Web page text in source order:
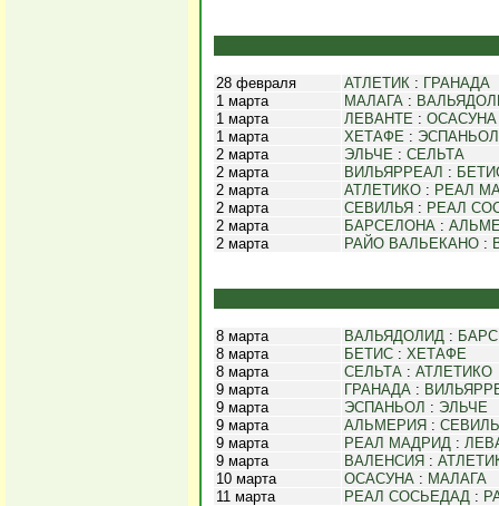
28 февраля АТЛЕТИК : ГРАНАДА
1 марта
МАЛАГА :
1 марта
ЛЕВАНТЕ : ОСАСУНА
1 марта
ХЕТАФЕ : ЭСПАНЬОЛ
2 марта
ЭЛЬЧЕ : СЕЛЬТА
2 марта
ВИЛЬЯРРЕАЛ :
2 марта
АТЛЕТИКО : РЕАЛ
2 марта
СЕВИЛЬЯ : РЕАЛ
2 марта
БАРСЕЛОНА :
2 марта
РАЙО ВАЛЬЕКАНО :
8 марта ВАЛЬЯДОЛИД :
8 марта
БЕТИС : ХЕТАФЕ
8 марта
СЕЛЬТА : АТЛЕТИКО
9 марта
ГРАНАДА :
9 марта
ЭСПАНЬОЛ : ЭЛЬЧЕ
9 марта
АЛЬМЕРИЯ :
9 марта
РЕАЛ МАДРИД :
9 марта
ВАЛЕНСИЯ :
10 марта
ОСАСУНА : МАЛАГА
11 марта
РЕАЛ СОСЬЕДАД :